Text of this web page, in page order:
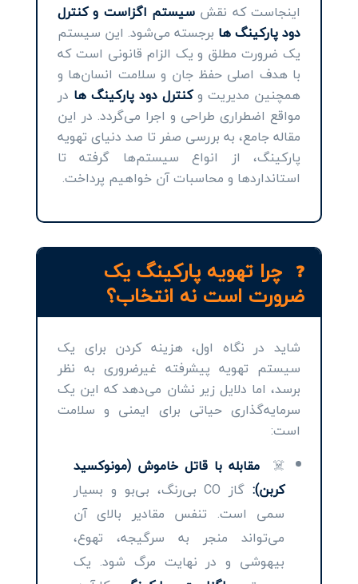
اینجاست که نقش سیستم اگزاست و کنترل
دود پارکینگ ها برجسته می‌شود. این سیستم
یک ضرورت مطلق و یک الزام قانونی است که
با هدف اصلی حفظ جان و سلامت انسان‌ها و
همچنین مدیریت وکنترل دود پارکینگ ها در
مواقع اضطراری طراحی و اجرا می‌گردد. در این
مقاله جامع، به بررسی صفر تا صد دنیای تهویه
پارکینگ، از انواع سیستم‌ها گرفته تا
استانداردها و محاسبات آن خواهیم پرداخت.
❓ چرا تهویه پارکینگ یک
ضرورت است نه انتخاب؟
شاید در نگاه اول، هزینه کردن برای یک
سیستم تهویه پیشرفته غیرضروری به نظر
برسد، اما دلایل زیر نشان می‌دهد که این یک
سرمایه‌گذاری حیاتی برای ایمنی و سلامت
است:
☠️
مقابله با قاتل خاموش (مونوکسید
کربن):
گاز CO بی‌رنگ، بی‌بو و بسیار
سمی است. تنفس مقادیر بالای آن
می‌تواند منجر به سرگیجه، تهوع،
بیهوشی و در نهایت مرگ شود. یک